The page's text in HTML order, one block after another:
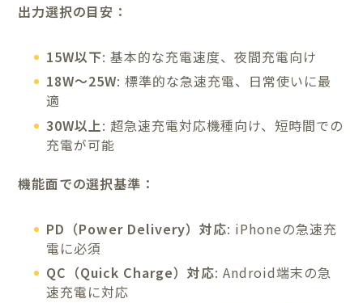
出力選択の目安：
15W以下: 基本的な充電速度、夜間充電向け
18W～25W: 標準的な急速充電、日常使いに最
適
30W以上: 超急速充電対応機種向け、短時間での
充電が可能
機能面での選択基準：
PD（Power Delivery）対応: iPhoneの急速充
電に必須
QC（Quick Charge）対応: Android端末の急
速充電に対応